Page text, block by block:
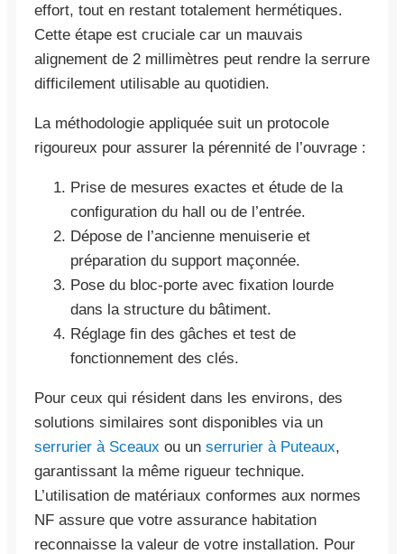
effort, tout en restant totalement hermétiques.
Cette étape est cruciale car un mauvais
alignement de 2 millimètres peut rendre la serrure
difficilement utilisable au quotidien.
La méthodologie appliquée suit un protocole
rigoureux pour assurer la pérennité de l’ouvrage :
Prise de mesures exactes et étude de la
configuration du hall ou de l’entrée.
Dépose de l’ancienne menuiserie et
préparation du support maçonnée.
Pose du bloc-porte avec fixation lourde
dans la structure du bâtiment.
Réglage fin des gâches et test de
fonctionnement des clés.
Pour ceux qui résident dans les environs, des
solutions similaires sont disponibles via un
serrurier à Sceaux ou un serrurier à Puteaux,
garantissant la même rigueur technique.
L’utilisation de matériaux conformes aux normes
NF assure que votre assurance habitation
reconnaisse la valeur de votre installation. Pour